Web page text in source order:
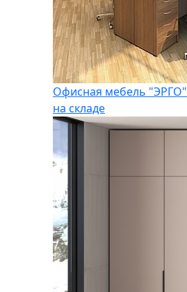
Офисная мебель "ЭРГО"
на складе